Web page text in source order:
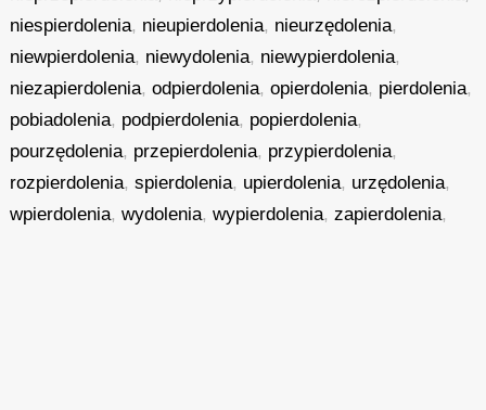
niespierdolenia, nieupierdolenia, nieurzędolenia,
niewpierdolenia, niewydolenia, niewypierdolenia,
niezapierdolenia,odpierdolenia,opierdolenia, pierdolenia,
pobiadolenia, podpierdolenia, popierdolenia,
pourzędolenia, przepierdolenia, przypierdolenia,
rozpierdolenia,spierdolenia, upierdolenia, urzędolenia,
wpierdolenia,wydolenia,wypierdolenia,zapierdolenia,